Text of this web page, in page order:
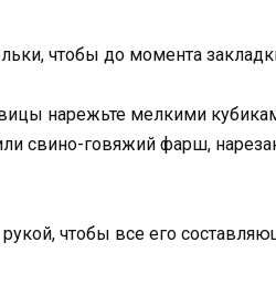
чтобы до момента
нарежьте мелкими
свино-говяжий фарш,
чтобы все его